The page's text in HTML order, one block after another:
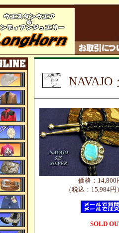
価格：14,800
（税込：15,984円
SOLD